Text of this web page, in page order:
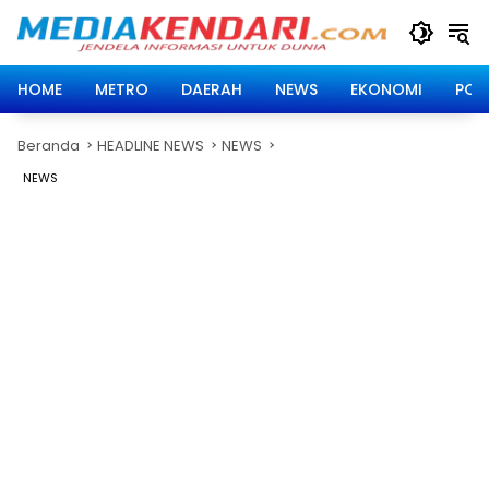
HOME
METRO DAERAH NEWS EKONOMI
Beranda HEADLINE NEWS NEWS
NEWS